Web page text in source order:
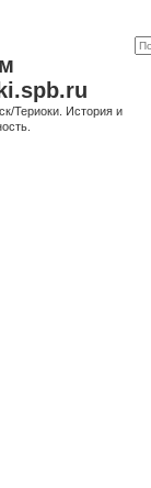
Териоки. История и